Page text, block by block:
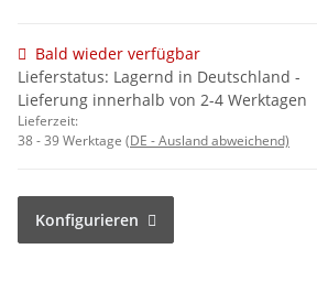
Bald wieder verfügbar
Lieferstatus: Lagernd in Deutschland -
Lieferung innerhalb von 2-4 Werktagen
Lieferzeit:
38 - 39 Werktage (DE - Ausland abweichend)
Konfigurieren